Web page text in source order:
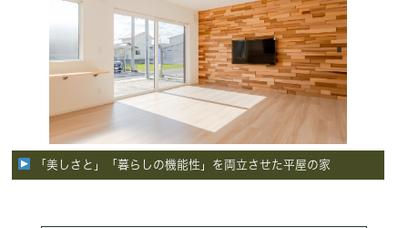
「美しさと」「暮らしの機能性」を両立させた平屋の家